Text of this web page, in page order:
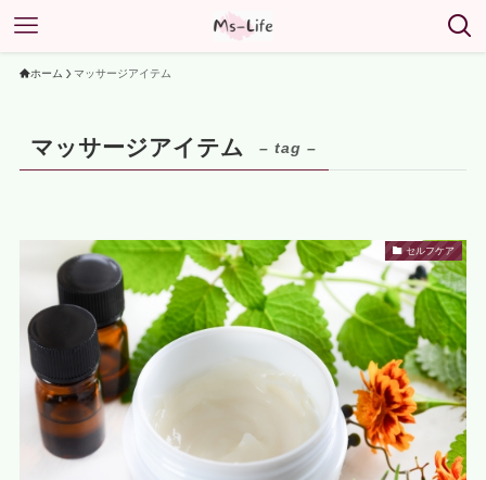
ホーム マッサージアイテム
マッサージアイテム – tag –
セルフケア